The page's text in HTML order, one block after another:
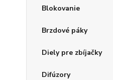
Blokovanie
Brzdové páky
Diely pre zbíjačky
Difúzory